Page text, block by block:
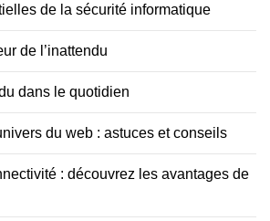
de la sécurité informatique
de l’inattendu
dans le quotidien
du web : astuces et conseils
: découvrez les avantages de